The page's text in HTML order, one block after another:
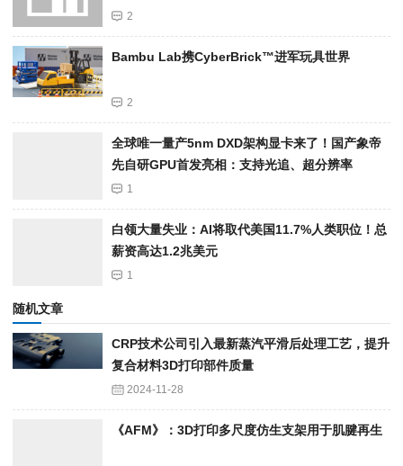
2
Bambu Lab携Cyber​​Brick™进军玩具世界
2
全球唯一量产5nm DXD架构显卡来了！国产象帝
先自研GPU首发亮相：支持光追、超分辨率
1
白领大量失业：AI将取代美国11.7%人类职位！总
薪资高达1.2兆美元
1
随机文章
CRP技术公司引入最新蒸汽平滑后处理工艺，提升
复合材料3D打印部件质量
2024-11-28
《AFM》：3D打印多尺度仿生支架用于肌腱再生